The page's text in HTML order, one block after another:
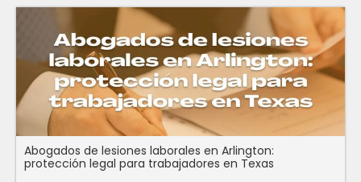
Abogados de lesiones laborales en Arlington:
protección legal para trabajadores en Texas